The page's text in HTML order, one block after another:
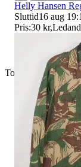
Toppsäljare
Helly Hansen
Sluttid16 aug
Pris:30 kr,